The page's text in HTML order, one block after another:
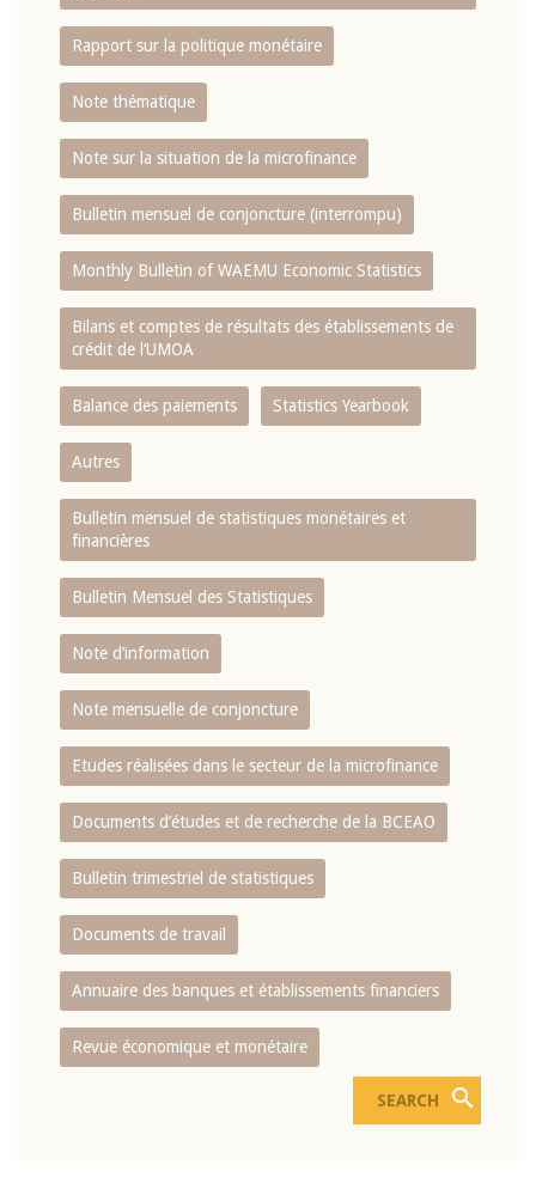
Rapport sur la politique monétaire
Note thématique
Note sur la situation de la microfinance
Bulletin mensuel de conjoncture (interrompu)
Monthly Bulletin of WAEMU Economic Statistics
Bilans et comptes de résultats des établissements de
crédit de l‘UMOA
Balance des paiements Statistics Yearbook
Autres
Bulletin mensuel de statistiques monétaires et
financières
Bulletin Mensuel des Statistiques
Note d’information
Note mensuelle de conjoncture
Etudes réalisées dans le secteur de la microfinance
Documents d’études et de recherche de la BCEAO
Bulletin trimestriel de statistiques
Documents de travail
Annuaire des banques et établissements financiers
Revue économique et monétaire